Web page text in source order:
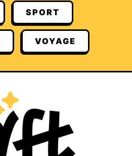
SPORT
VOYAGE